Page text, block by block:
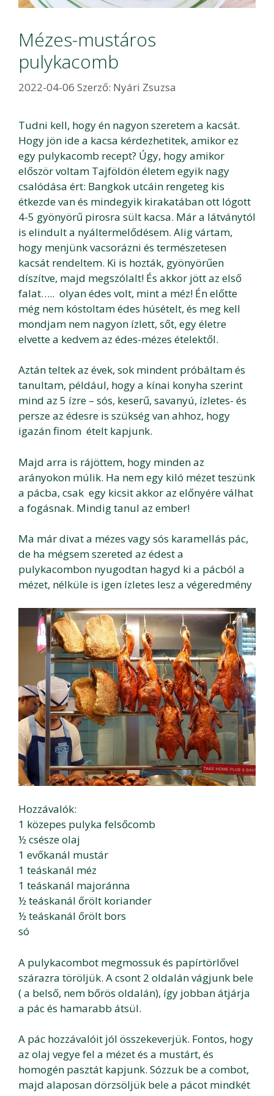
Mézes-mustáros
pulykacomb
2022-04-06 Szerző: Nyári Zsuzsa
Tudni kell, hogy én nagyon szeretem a kacsát.
Hogy jön ide a kacsa kérdezhetitek, amikor ez
egy pulykacomb recept? Úgy, hogy amikor
először voltam Tajföldön életem egyik nagy
csalódása ért: Bangkok utcáin rengeteg kis
étkezde van és mindegyik kirakatában ott lógott
4-5 gyönyörű pirosra sült kacsa. Már a látványtól
is elindult a nyáltermelődésem. Alig vártam,
hogy menjünk vacsorázni és természetesen
kacsát rendeltem. Ki is hozták, gyönyörűen
díszítve, majd megszólalt! És akkor jött az első
falat….. olyan édes volt, mint a méz! Én előtte
még nem kóstoltam édes húsételt, és meg kell
mondjam nem nagyon ízlett, sőt, egy életre
elvette a kedvem az édes-mézes ételektől.
Aztán teltek az évek, sok mindent próbáltam és
tanultam, például, hogy a kínai konyha szerint
mind az 5 ízre – sós, keserű, savanyú, ízletes- és
persze az édesre is szükség van ahhoz, hogy
igazán finom ételt kapjunk.
Majd arra is rájöttem, hogy minden az
arányokon múlik. Ha nem egy kiló mézet teszünk
a pácba, csak egy kicsit akkor az előnyére válhat
a fogásnak. Mindig tanul az ember!
Ma már divat a mézes vagy sós karamellás pác,
de ha mégsem szereted az édest a
pulykacombon nyugodtan hagyd ki a pácból a
mézet, nélküle is igen ízletes lesz a végeredmény
Hozzávalók:
1 közepes pulyka felsőcomb
½ csésze olaj
1 evőkanál mustár
1 teáskanál méz
1 teáskanál majoránna
½ teáskanál őrölt koriander
½ teáskanál őrölt bors
só
A pulykacombot megmossuk és papírtörlővel
szárazra töröljük. A csont 2 oldalán vágjunk bele
( a belső, nem bőrös oldalán), így jobban átjárja
a pác és hamarabb átsül.
A pác hozzávalóit jól összekeverjük. Fontos, hogy
az olaj vegye fel a mézet és a mustárt, és
homogén pasztát kapjunk. Sózzuk be a combot,
majd alaposan dörzsöljük bele a pácot mindkét